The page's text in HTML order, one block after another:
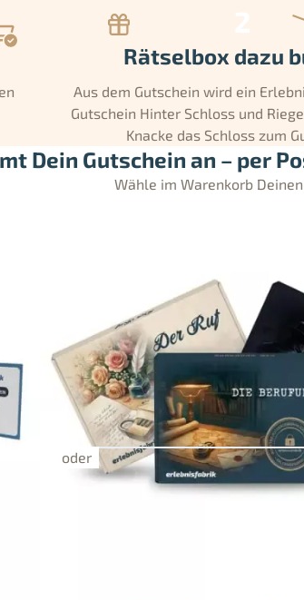
Rätselbox dazu
Aus dem Gutschein wird ein
Gutschein Hinter Schloss und
Knacke das Schloss zum
Dein Gutschein an – per
Wähle im Warenkorb